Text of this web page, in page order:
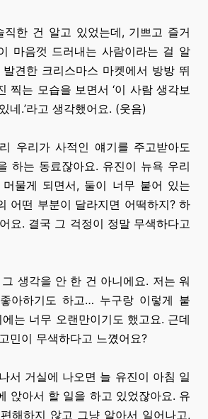
직한 건 알고 있었는데, 기쁘고 즐거
마음껏 드러내는 사람이라는 걸 알
발견한 크리스마스 마켓에서 방방 뛰
찍는 모습을 보면서 ‘이 사람 생각보
네.’라고 생각했어요. (웃음)
우리가 사적인 얘기를 주고받아도
하는 동료잖아요. 유진이 뉴욕 우리
머물게 되면서, 둘이 너무 붙어 있는
어떤 부분이 달라지면 어떡하지? 하
요. 결국 그 걱정이 정말 무색하다고
생각을 안 한 건 아니에요. 저는 워
아하기도 하고… 누구랑 이렇게 붙
에는 너무 오랜만이기도 했고요. 근데
민이 무색하다고 느꼈어요?
서 거실에 나오면 늘 유진이 아침 일
앉아서 할 일을 하고 있었잖아요. 유
해하지 않고 그냥 알아서 일어나고,